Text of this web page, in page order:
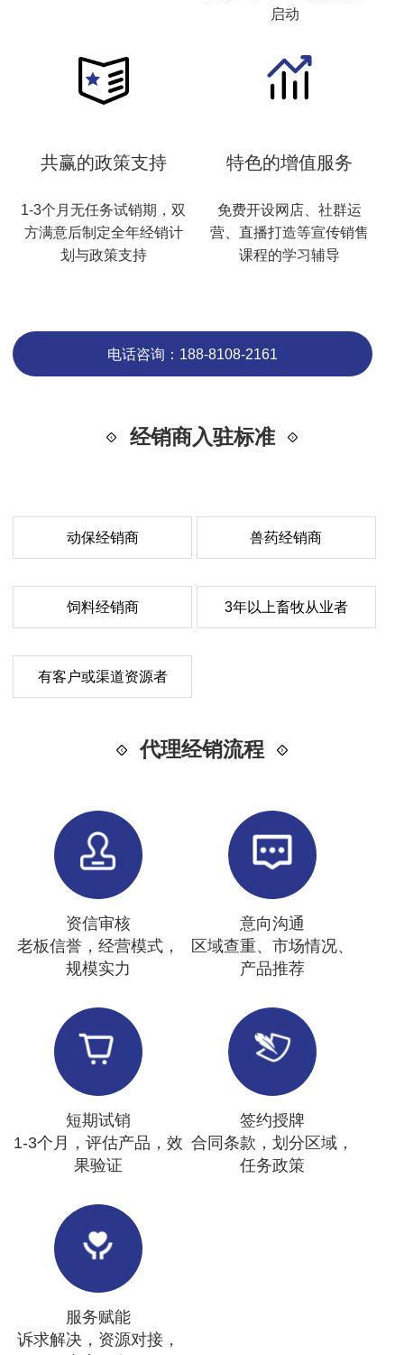
启动
共赢的政策支持
1-3个月无任务试销期，双
方满意后制定全年经销计
划与政策支持
特色的增值服务
免费开设网店、社群运
营、直播打造等宣传销售
课程的学习辅导
电话咨询：188-8108-2161
经销商入驻标准
动保经销商 兽药经销商
饲料经销商 3年以上畜牧从业者
有客户或渠道资源者
代理经销流程
资信审核
老板信誉，经营模式，
规模实力
意向沟通
区域查重、市场情况、
产品推荐
短期试销
1-3个月，评估产品，效
果验证
签约授牌
合同条款，划分区域，
任务政策
服务赋能
诉求解决，资源对接，